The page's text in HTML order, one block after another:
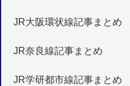
JR大阪環状線記事まとめ
JR奈良線記事まとめ
JR学研都市線記事まとめ